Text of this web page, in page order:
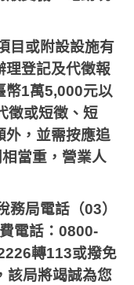
目或附設設施有
理登記及代徵報
幣1萬5,000元以
徵或短徵、短
外，並需按應追
當重，營業人
務局電話（03）
電話：0800-
轉113或撥免
該局將竭誠為您